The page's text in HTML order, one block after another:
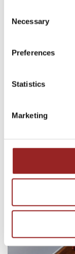
Selection
Necessary
Preferences
Statistics
Marketing